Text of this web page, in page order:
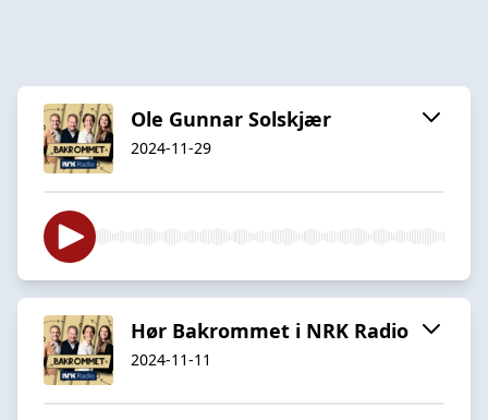
Ole Gunnar Solskjær
2024-11-29
Hør Bakrommet i NRK Radio
2024-11-11